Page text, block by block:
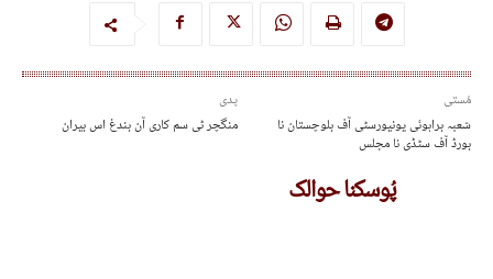
پدی
منگچر ٹی سم کاری آن بندغ اس بیران
مُستی
شعبہ براہوئی یونیورسٹی آف بلوچستان نا
بورڈ آف سٹڈی نا مجلس
پُوسکنا حوالک